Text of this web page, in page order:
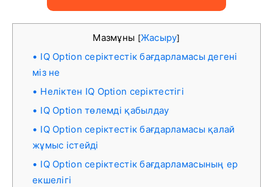
Мазмұны [Жасыру]
IQ Option серіктестік бағдарламасы дегені
міз не
Неліктен IQ Option серіктестігі
IQ Option төлемді қабылдау
IQ Option серіктестік бағдарламасы қалай
жұмыс істейді
IQ Option серіктестік бағдарламасының ер
екшелігі